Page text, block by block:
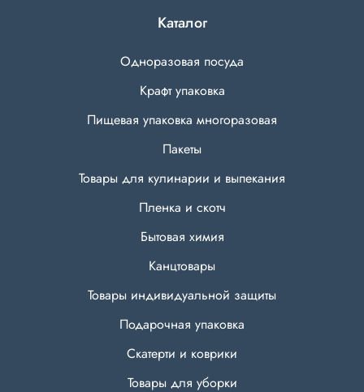
Каталог
Одноразовая посуда
Крафт упаковка
Пищевая упаковка многоразовая
Пакеты
Товары для кулинарии и выпекания
Пленка и скотч
Бытовая химия
Канцтовары
Товары индивидуальной защиты
Подарочная упаковка
Скатерти и коврики
Товары для уборки